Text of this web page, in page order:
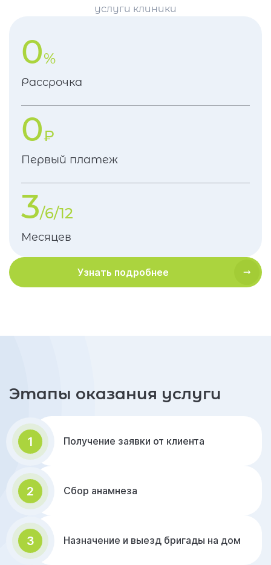
услуги клиники
0%
Рассрочка
0₽
Первый платеж
3/6/12
Месяцев
Узнать подробнее
Этапы оказания услуги
1 Получение заявки от клиента
2 Сбор анамнеза
3 Назначение и выезд бригады на дом